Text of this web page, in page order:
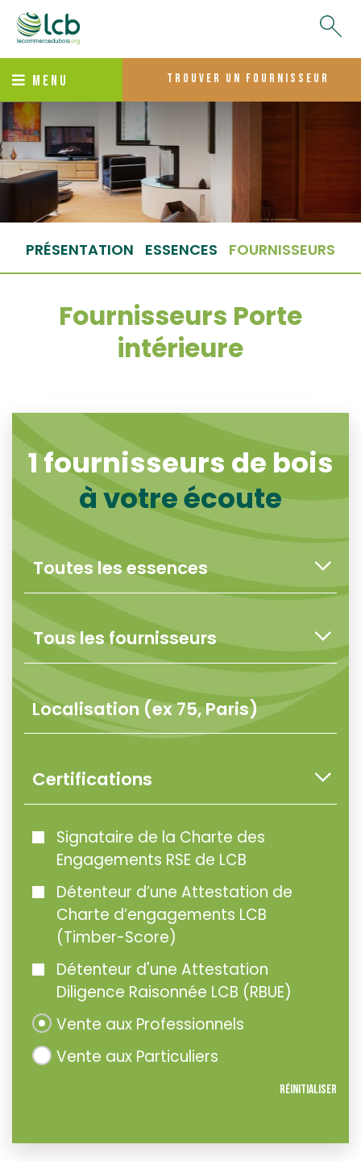
MENU trouver un fournisseur
PRÉSENTATION ESSENCES FOURNISSEURS
Fournisseurs Porte
intérieure
1fournisseurs de bois
à votre écoute
Certifications
Signataire de la Charte des
Engagements RSE de LCB
Détenteur d’une Attestation de
Charte d’engagements LCB
(Timber-Score)
Détenteur d'une Attestation
Diligence Raisonnée LCB (RBUE)
Vente aux Professionnels
Vente aux Particuliers
Réinitialiser